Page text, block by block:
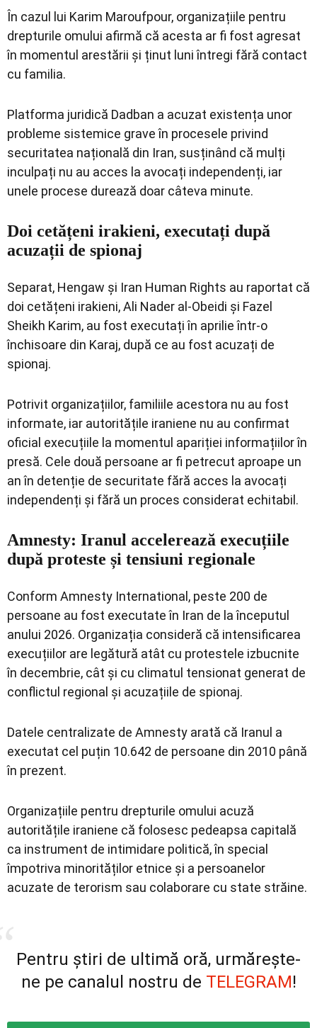
În cazul lui Karim Maroufpour, organizațiile pentru
drepturile omului afirmă că acesta ar fi fost agresat
în momentul arestării și ținut luni întregi fără contact
cu familia.
Platforma juridică Dadban a acuzat existența unor
probleme sistemice grave în procesele privind
securitatea națională din Iran, susținând că mulți
inculpați nu au acces la avocați independenți, iar
unele procese durează doar câteva minute.
Doi cetățeni irakieni, executați după
acuzații de spionaj
Separat, Hengaw și Iran Human Rights au raportat că
doi cetățeni irakieni,Ali Nader al-Obeidi și Fazel
Sheikh Karim, au fost executați în aprilie într-o
închisoare din Karaj, după ce au fost acuzați de
spionaj.
Potrivit organizațiilor, familiile acestora nu au fost
informate, iar autoritățile iraniene nu au confirmat
oficial execuțiile la momentul apariției informațiilor în
presă. Cele două persoane ar fi petrecut aproape un
an în detenție de securitate fără acces la avocați
independenți și fără un proces considerat echitabil.
Amnesty: Iranul accelerează execuțiile
după proteste și tensiuni regionale
Conform Amnesty International, peste 200 de
persoane au fost executate în Iran de la începutul
anului 2026. Organizația consideră că intensificarea
execuțiilor are legătură atât cu protestele izbucnite
în decembrie, cât și cu climatul tensionat generat de
conflictul regional și acuzațiile de spionaj.
Datele centralizate de Amnesty arată că Iranul a
executat cel puțin 10.642 de persoane din 2010 până
în prezent.
Organizațiile pentru drepturile omului acuză
autoritățile iraniene că folosesc pedeapsa capitală
ca instrument de intimidare politică, în special
împotriva minorităților etnice și a persoanelor
acuzate de terorism sau colaborare cu state străine.
Pentru știri de ultimă oră, urmărește-
ne pe canalul nostru de TELEGRAM!